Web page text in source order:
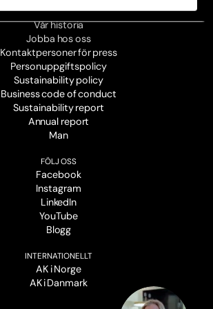
OM OSS
Vår historia
Jobba hos oss
Kontaktpersoner för press
Personuppgiftspolicy
Sustainability policy
Business code of conduct
Sustainability report
Annual report
Man
FÖLJ OSS
Facebook
Instagram
LinkedIn
YouTube
Blogg
INTERNATIONELLT
AK i Norge
AK i Danmark